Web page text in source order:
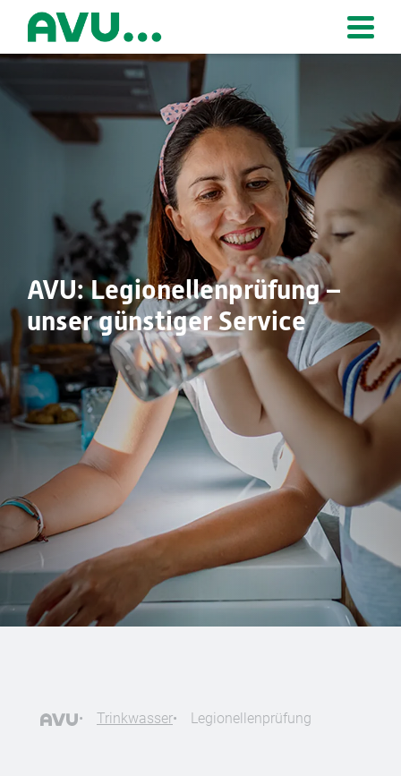
Zur Startseite
AVU: Legionellenprüfung –
unser günstiger Service
Trinkwasser Legionellenprüfung